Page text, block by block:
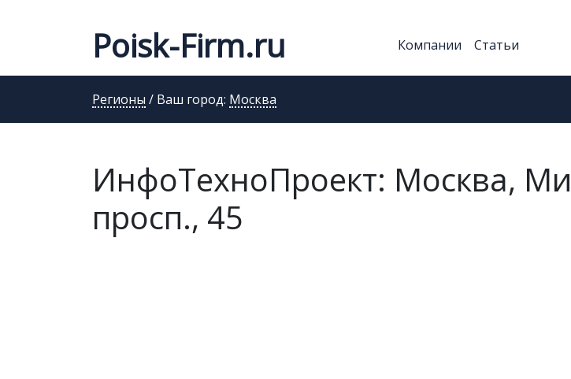
Poisk-Firm.ru Компании Статьи
Регионы / Ваш город: Москва
ИнфоТехноПроект: Москва,
просп., 45